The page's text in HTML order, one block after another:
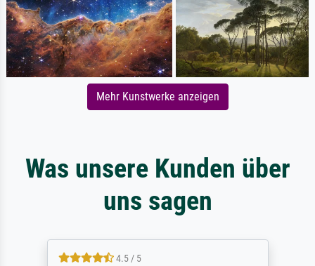
Mehr Kunstwerke anzeigen
Was unsere Kunden über
uns sagen
4.5 / 5